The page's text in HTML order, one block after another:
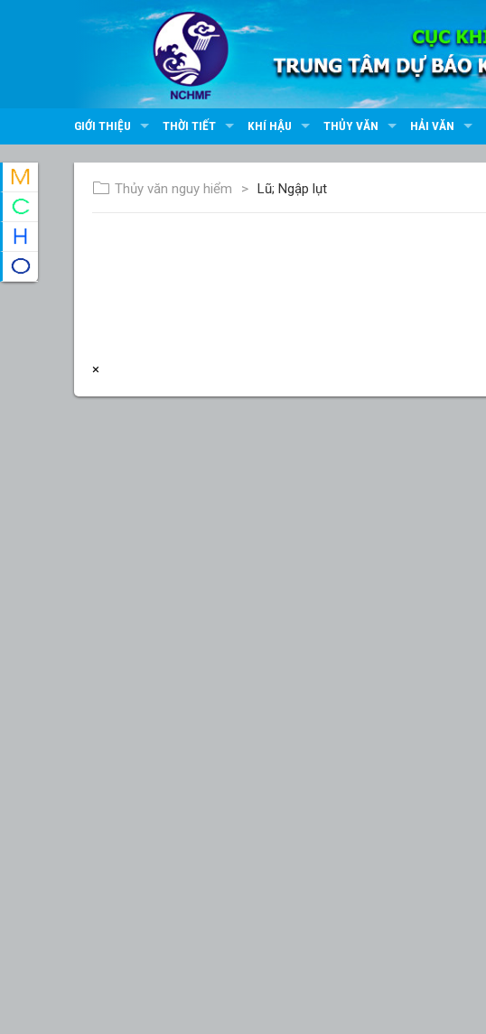
GIỚI THIỆU THỜI TIẾT KHÍ HẬU THỦY VĂN HẢI VĂN
Thủy văn nguy hiểm Lũ; Ngập lụt
×